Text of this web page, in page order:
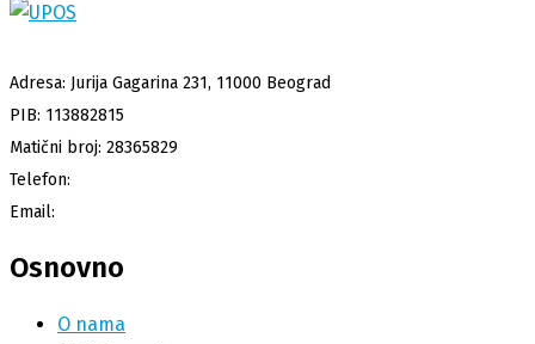
Adresa: Jurija Gagarina 231, 11000 Beograd
PIB: 113882815
Matični broj: 28365829
Telefon:
Email:
Osnovno
O nama